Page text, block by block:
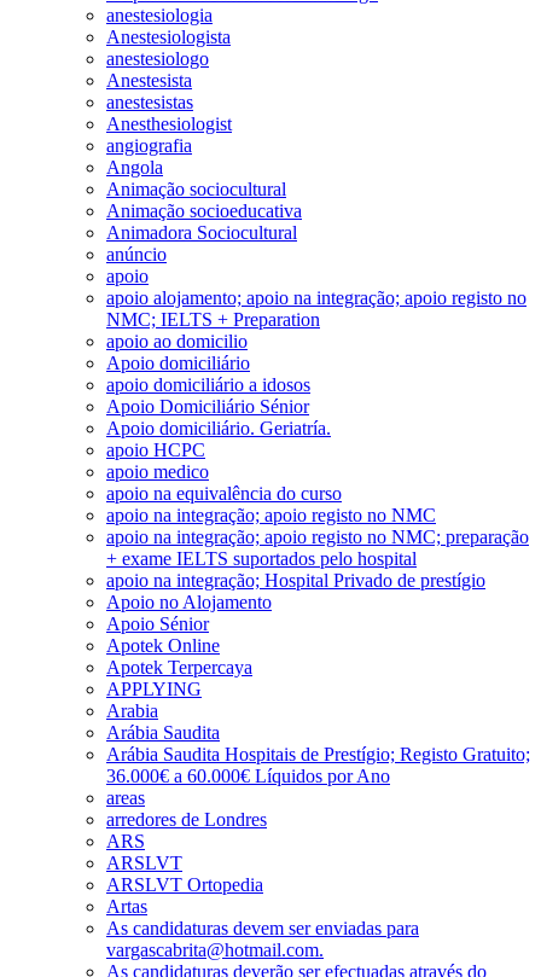
anestesiologia
Anestesiologista
anestesiologo
Anestesista
anestesistas
Anesthesiologist
angiografia
Angola
Animação sociocultural
Animação socioeducativa
Animadora Sociocultural
anúncio
apoio
apoio alojamento; apoio na integração; apoio registo no
NMC; IELTS + Preparation
apoio ao domicilio
Apoio domiciliário
apoio domiciliário a idosos
Apoio Domiciliário Sénior
Apoio domiciliário. Geriatría.
apoio HCPC
apoio medico
apoio na equivalência do curso
apoio na integração; apoio registo no NMC
apoio na integração; apoio registo no NMC; preparação
+ exame IELTS suportados pelo hospital
apoio na integração; Hospital Privado de prestígio
Apoio no Alojamento
Apoio Sénior
Apotek Online
Apotek Terpercaya
APPLYING
Arabia
Arábia Saudita
Arábia Saudita Hospitais de Prestígio; Registo Gratuito;
36.000€ a 60.000€ Líquidos por Ano
areas
arredores de Londres
ARS
ARSLVT
ARSLVT Ortopedia
Artas
As candidaturas devem ser enviadas para
vargascabrita@hotmail.com.
As candidaturas deverão ser efectuadas através do